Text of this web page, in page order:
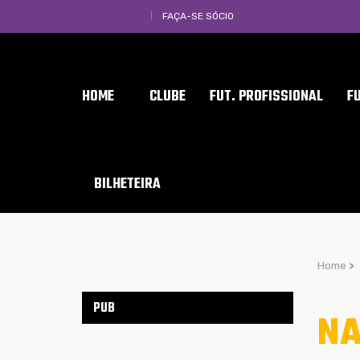
FAÇA-SE SÓCIO
HOME CLUBE FUT. PROFISSIONAL
BILHETEIRA
Home >
PUB